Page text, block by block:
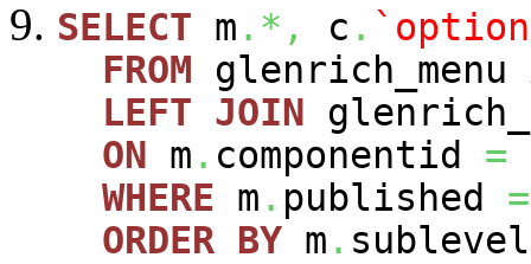
SELECT m .*, c .
FROM glenrich_menu
LEFT JOIN
ON m . componentid =
WHERE m . published =
ORDER BY m . sublevel